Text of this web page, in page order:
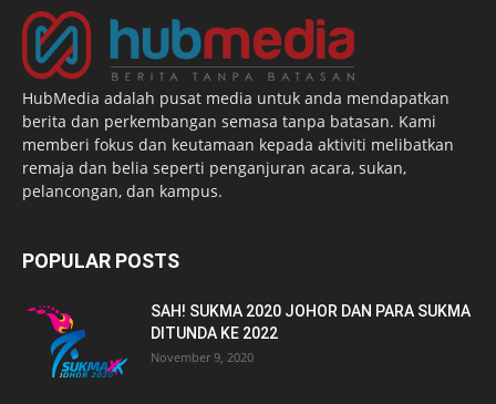
HubMedia adalah pusat media untuk anda mendapatkan
berita dan perkembangan semasa tanpa batasan. Kami
memberi fokus dan keutamaan kepada aktiviti melibatkan
remaja dan belia seperti penganjuran acara, sukan,
pelancongan, dan kampus.
POPULAR POSTS
SAH! SUKMA 2020 JOHOR DAN PARA SUKMA
DITUNDA KE 2022
November 9, 2020